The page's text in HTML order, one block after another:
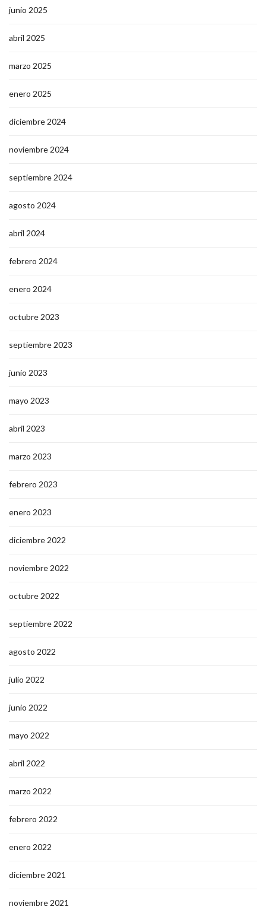
junio 2025
abril 2025
marzo 2025
enero 2025
diciembre 2024
noviembre 2024
septiembre 2024
agosto 2024
abril 2024
febrero 2024
enero 2024
octubre 2023
septiembre 2023
junio 2023
mayo 2023
abril 2023
marzo 2023
febrero 2023
enero 2023
diciembre 2022
noviembre 2022
octubre 2022
septiembre 2022
agosto 2022
julio 2022
junio 2022
mayo 2022
abril 2022
marzo 2022
febrero 2022
enero 2022
diciembre 2021
noviembre 2021